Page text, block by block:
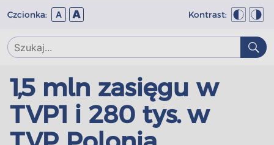
Czcionka: A A Kontrast:
1,5 mln zasięgu w
TVP1 i 280 tys. w